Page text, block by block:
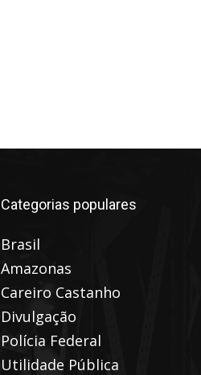
Categorias populares
Brasil
Amazonas
Careiro Castanho
Divulgação
Polícia Federal
Utilidade Pública